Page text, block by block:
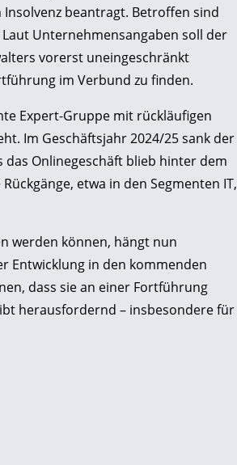
beantragt. Betroffen sind
Unternehmensangaben soll der
vorerst uneingeschränkt
im Verbund zu finden.
Expert-Gruppe mit rückläufigen
Im Geschäftsjahr 2024/25 sank der
das Onlinegeschäft blieb hinter dem
etwa in den Segmenten IT,
werden können, hängt nun
Entwicklung in den kommenden
dass sie an einer Fortführung
herausfordernd – insbesondere für